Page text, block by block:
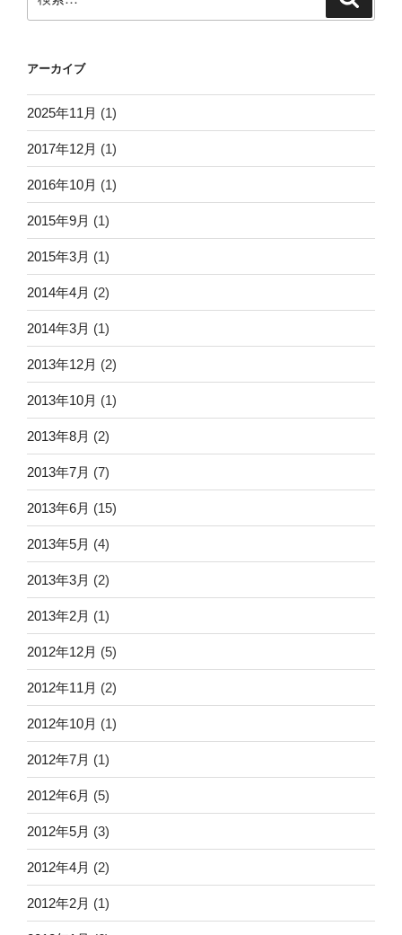
索:
アーカイブ
2025年11月 (1)
2017年12月 (1)
2016年10月 (1)
2015年9月 (1)
2015年3月 (1)
2014年4月 (2)
2014年3月 (1)
2013年12月 (2)
2013年10月 (1)
2013年8月 (2)
2013年7月 (7)
2013年6月 (15)
2013年5月 (4)
2013年3月 (2)
2013年2月 (1)
2012年12月 (5)
2012年11月 (2)
2012年10月 (1)
2012年7月 (1)
2012年6月 (5)
2012年5月 (3)
2012年4月 (2)
2012年2月 (1)